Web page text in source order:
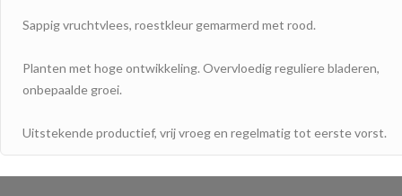
Sappig vruchtvlees, roestkleur gemarmerd met rood.
Planten met hoge ontwikkeling. Overvloedig reguliere bladeren,
onbepaalde groei.
Uitstekende productief, vrij vroeg en regelmatig tot eerste vorst.